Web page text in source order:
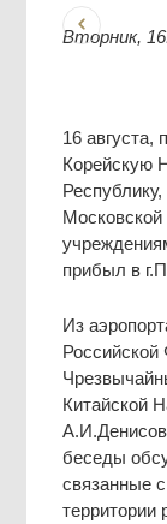
Вторник,
16 августа,
Корейскую
прибыл в
Из
Российской
Китайской
беседы
связанные
территории